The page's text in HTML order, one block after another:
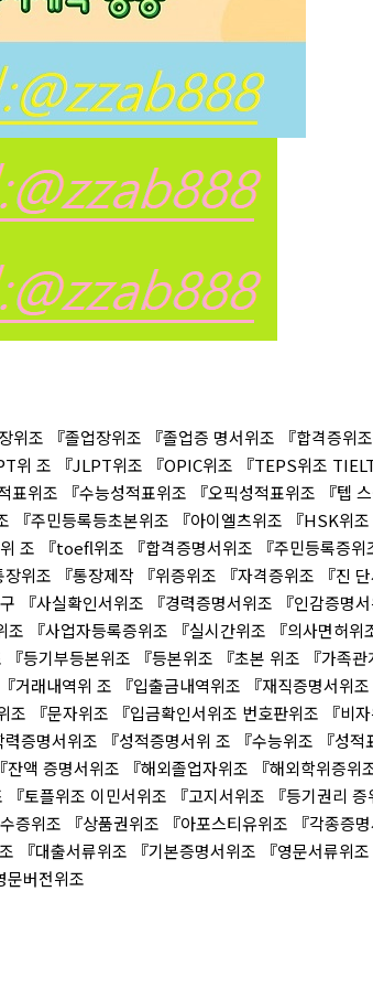
위조 『졸업장위조 『졸업증 명서위조 『합격증위조
위 조 『JLPT위조 『OPIC위조 『TEPS위조
위조 『수능성적표위조 『오픽성적표위조 『텝
『주민등록등초본위조 『아이엘츠위조 『HSK위조
조 『toefl위조 『합격증명서위조 『주민등록증위
위조 『통장제작 『위증위조 『자격증위조 『진 단
『사실확인서위조 『경력증명서위조 『인감증명서
『사업자등록증위조 『실시간위조 『의사면허위
『등기부등본위조 『등본위조 『초본 위조 『가족관
거래내역위 조 『입출금내역위조 『재직증명서위조
조 『문자위조 『입금확인서위조 번호판위조 『비자
증명서위조 『성적증명서위 조 『수능위조 『성적
액 증명서위조 『해외졸업자위조 『해외학위증위
『토플위조 이민서위조 『고지서위조 『등기권리 증
증위조 『상품권위조 『아포스티유위조 『각종증명
『대출서류위조 『기본증명서위조 『영문서류위조
문버전위조